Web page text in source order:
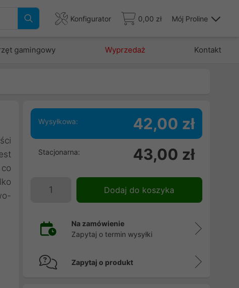
Konfigurator 0,00 zł Mój Proline
gamingowy Wyprzedaż Kontakt
Wysyłkowa: 42,00 zł
Stacjonarna: 43,00 zł
Dodaj do koszyka
Na zamówienie
Zapytaj o termin wysyłki
Zapytaj o produkt